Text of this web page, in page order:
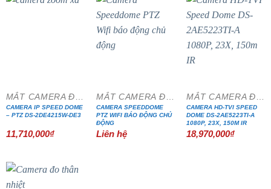
CAMERA IP SPEED DOME
– PTZ DS-2DE4215W-DE3
11,710,000₫
CAMERA SPEEDDOME
PTZ WIFI BÁO ĐỘNG CHỦ
ĐỘNG
Liên hệ
CAMERA HD-TVI SPEED
DOME DS-2AE5223TI-A
1080P, 23X, 150M IR
18,970,000₫